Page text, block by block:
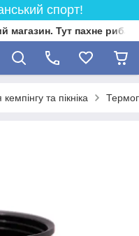
спорт!
магазин. Тут пахне
та пікніка